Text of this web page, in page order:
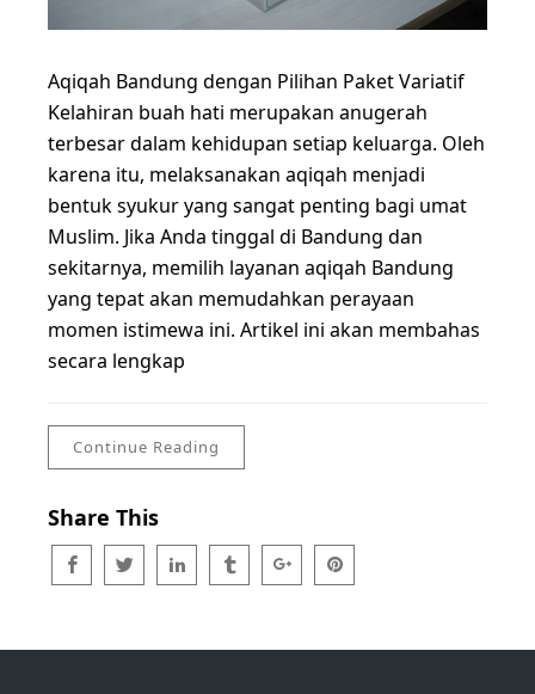
Aqiqah Bandung dengan Pilihan Paket Variatif
Kelahiran buah hati merupakan anugerah
terbesar dalam kehidupan setiap keluarga. Oleh
karena itu, melaksanakan aqiqah menjadi
bentuk syukur yang sangat penting bagi umat
Muslim. Jika Anda tinggal di Bandung dan
sekitarnya, memilih layanan aqiqah Bandung
yang tepat akan memudahkan perayaan
momen istimewa ini. Artikel ini akan membahas
secara lengkap
Continue Reading
Share This